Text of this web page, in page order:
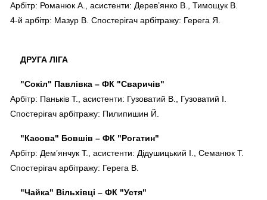
Арбітр: Романюк А., асистенти: Дерев’янко В., Тимощук В.
4-й арбітр: Мазур В. Спостерігач арбітражу: Герега Я.
ДРУГА ЛІГА
"Сокіл" Павлівка – ФК "Сваричів"
Арбітр: Паньків Т., асистенти: Гузоватий В., Гузоватий І.
Спостерігач арбітражу: Пилипишин Й.
"Касова" Бовшів – ФК "Рогатин"
Арбітр: Дем’янчук Т., асистенти: Дідушицький І., Семанюк Т.
Спостерігач арбітражу: Герега В.
"Чайка" Вільхівці – ФК "Устя"